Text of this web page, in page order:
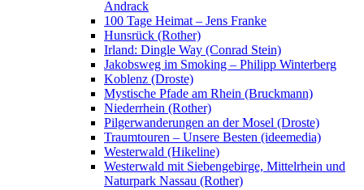
Andrack
100 Tage Heimat – Jens Franke
Hunsrück (Rother)
Irland: Dingle Way (Conrad Stein)
Jakobsweg im Smoking – Philipp Winterberg
Koblenz (Droste)
Mystische Pfade am Rhein (Bruckmann)
Niederrhein (Rother)
Pilgerwanderungen an der Mosel (Droste)
Traumtouren – Unsere Besten (ideemedia)
Westerwald (Hikeline)
Westerwald mit Siebengebirge, Mittelrhein und
Naturpark Nassau (Rother)